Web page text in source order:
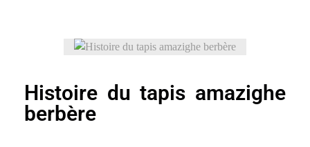
Histoire du tapis amazighe
berbère